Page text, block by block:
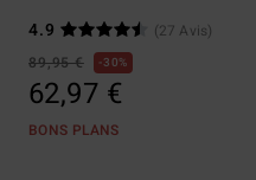
4.9
(27 Avis)
89,95 €
30%
62,97 €
BONS PLANS